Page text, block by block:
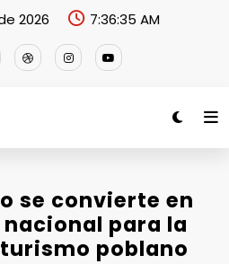
2026 7:36:35 AM
se convierte en
para la
poblano